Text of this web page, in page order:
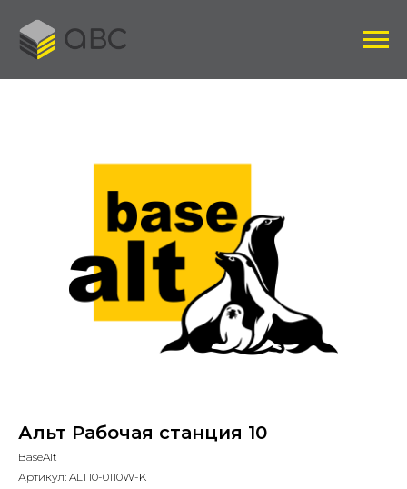
Альт Рабочая станция 10
BaseAlt
Артикул: ALT10-0110W-K